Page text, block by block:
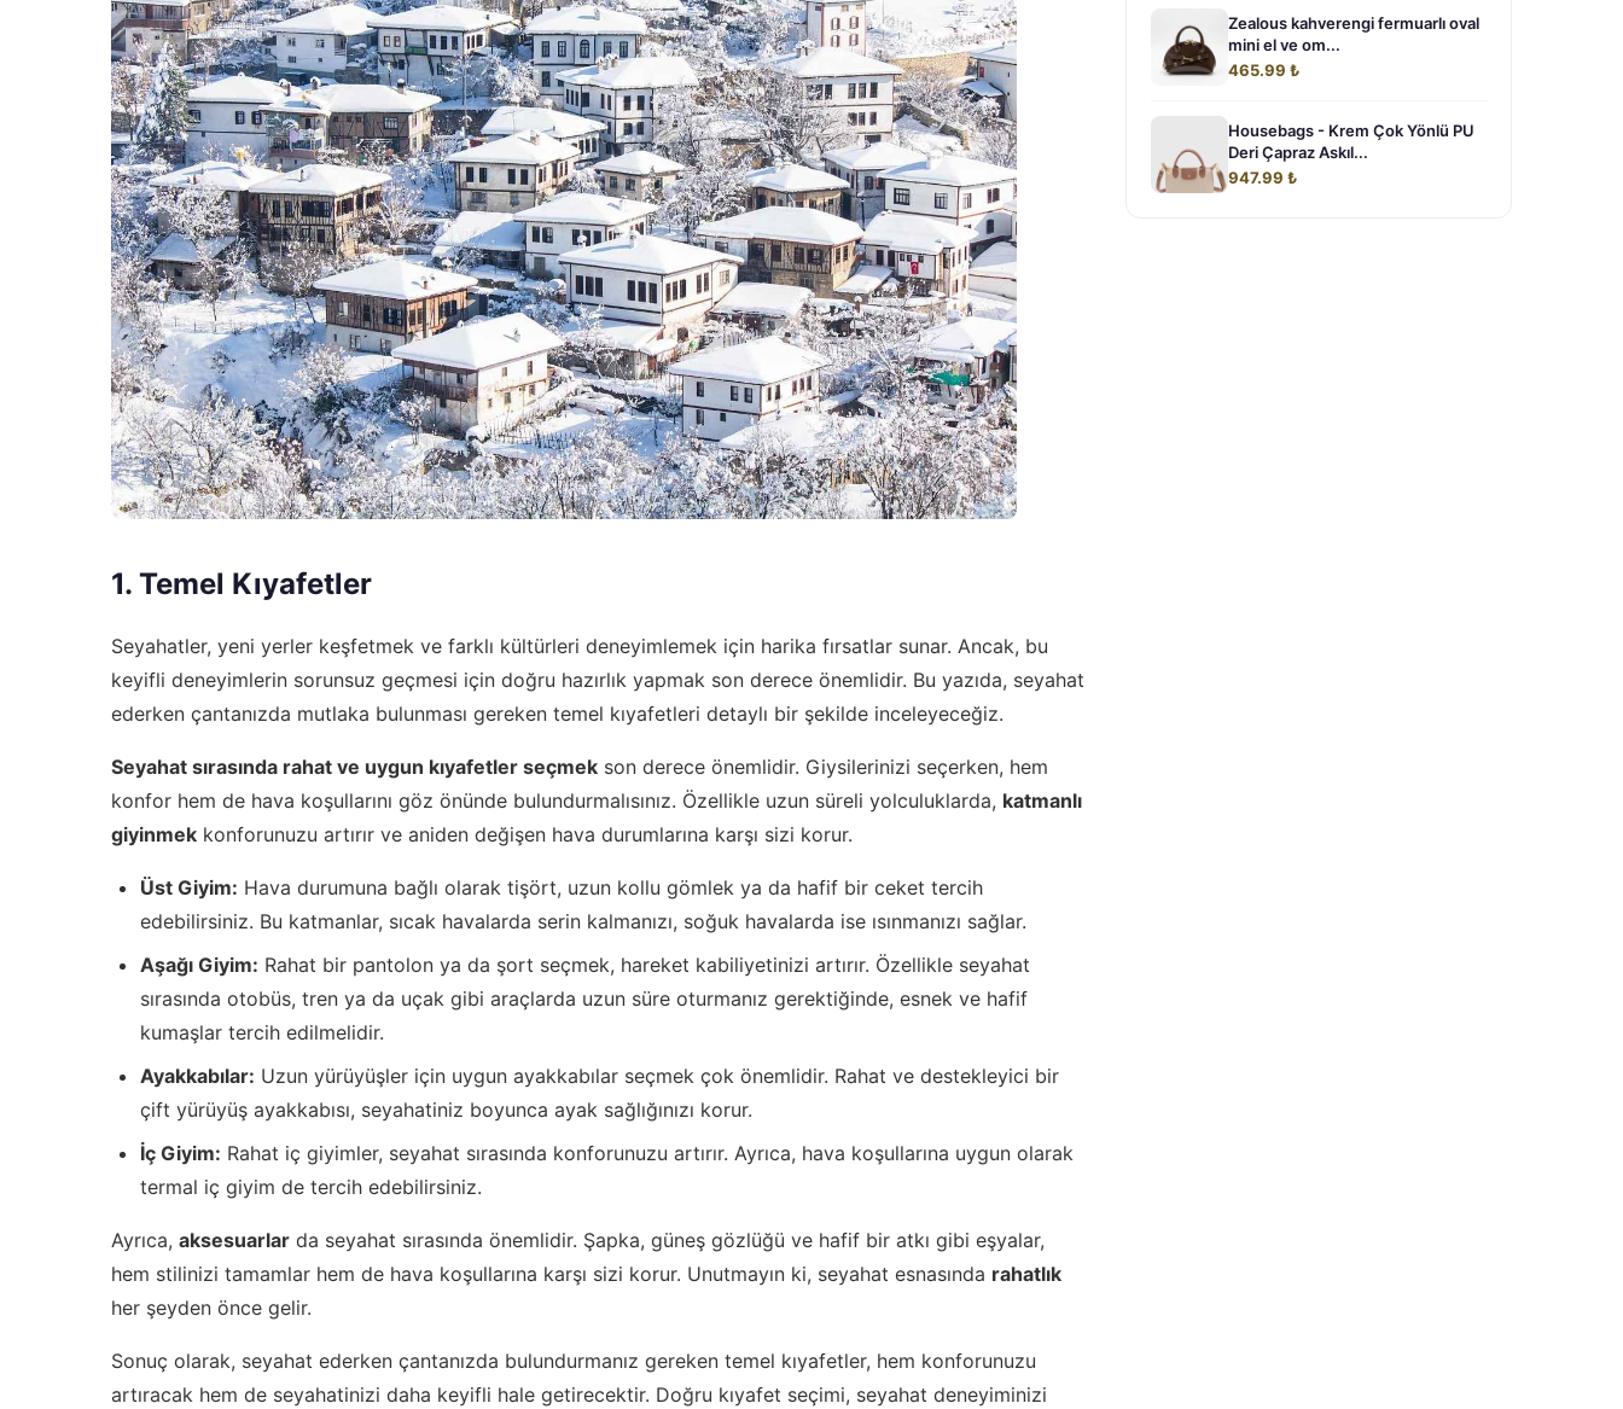
1. Temel Kıyafetler
Seyahatler, yeni yerler keşfetmek ve farklı kültürleri deneyimlemek için harika fırsatlar sunar. Ancak, bu
keyifli deneyimlerin sorunsuz geçmesi için doğru hazırlık yapmak son derece önemlidir. Bu yazıda, seyahat
ederken çantanızda mutlaka bulunması gereken temel kıyafetleri detaylı bir şekilde inceleyeceğiz.
Seyahat sırasında rahat ve uygun kıyafetler seçmek son derece önemlidir. Giysilerinizi seçerken, hem
konfor hem de hava koşullarını göz önünde bulundurmalısınız. Özellikle uzun süreli yolculuklarda, katmanlı
giyinmek konforunuzu artırır ve aniden değişen hava durumlarına karşı sizi korur.
Üst Giyim: Hava durumuna bağlı olarak tişört, uzun kollu gömlek ya da hafif bir ceket tercih
edebilirsiniz. Bu katmanlar, sıcak havalarda serin kalmanızı, soğuk havalarda ise ısınmanızı sağlar.
Aşağı Giyim: Rahat bir pantolon ya da şort seçmek, hareket kabiliyetinizi artırır. Özellikle seyahat
sırasında otobüs, tren ya da uçak gibi araçlarda uzun süre oturmanız gerektiğinde, esnek ve hafif
kumaşlar tercih edilmelidir.
Ayakkabılar: Uzun yürüyüşler için uygun ayakkabılar seçmek çok önemlidir. Rahat ve destekleyici bir
çift yürüyüş ayakkabısı, seyahatiniz boyunca ayak sağlığınızı korur.
İç Giyim: Rahat iç giyimler, seyahat sırasında konforunuzu artırır. Ayrıca, hava koşullarına uygun olarak
termal iç giyim de tercih edebilirsiniz.
Ayrıca, aksesuarlar da seyahat sırasında önemlidir. Şapka, güneş gözlüğü ve hafif bir atkı gibi eşyalar,
hem stilinizi tamamlar hem de hava koşullarına karşı sizi korur. Unutmayın ki, seyahat esnasında rahatlık
her şeyden önce gelir.
Sonuç olarak, seyahat ederken çantanızda bulundurmanız gereken temel kıyafetler, hem konforunuzu
artıracak hem de seyahatinizi daha keyifli hale getirecektir. Doğru kıyafet seçimi, seyahat deneyiminizi
Zealous kahverengi fermuarlı oval
mini el ve om...
465.99 ₺
Housebags - Krem Çok Yönlü PU
Deri Çapraz Askıl...
947.99 ₺